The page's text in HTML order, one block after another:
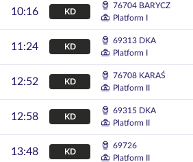
10:16 KD
76704 BARYCZ
Platform I
11:24 KD
69313 DKA
Platform I
12:52 KD
76708 KARAŚ
Platform II
12:58 KD
69315 DKA
Platform II
13:48 KD
69726
Platform II